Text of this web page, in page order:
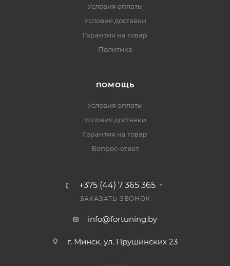
Условия оплаты
Условия доставки
Гарантия на товар
Политика
ПОМОЩЬ
Условия оплаты
Условия доставки
Гарантия на товар
Вопрос-ответ
+375 (44) 7 365 365
ЗАКАЗАТЬ ЗВОНОК
info@fortuning.by
г. Минск, ул. Прушинских 23